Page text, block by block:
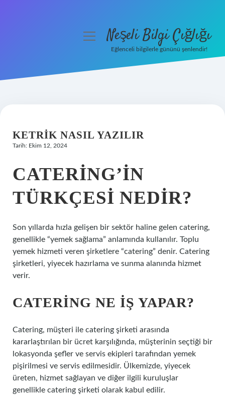
Hakkımızda
menüyüNeşeli Bilgi Çığlığı
Eğlenceli bilgilerle gününü şenlendir!
KETRIK NASIL YAZILIR
Tarih: Ekim 12, 2024
CATERING’IN
TÜRKÇESI NEDIR?
Son yıllarda hızla gelişen bir sektör haline gelen catering,
genellikle “yemek sağlama” anlamında kullanılır. Toplu
yemek hizmeti veren şirketlere “catering” denir. Catering
şirketleri, yiyecek hazırlama ve sunma alanında hizmet
verir.
CATERING NE IŞ YAPAR?
Catering, müşteri ile catering şirketi arasında
kararlaştırılan bir ücret karşılığında, müşterinin seçtiği bir
lokasyonda şefler ve servis ekipleri tarafından yemek
pişirilmesi ve servis edilmesidir. Ülkemizde, yiyecek
üreten, hizmet sağlayan ve diğer ilgili kuruluşlar
genellikle catering şirketi olarak kabul edilir.